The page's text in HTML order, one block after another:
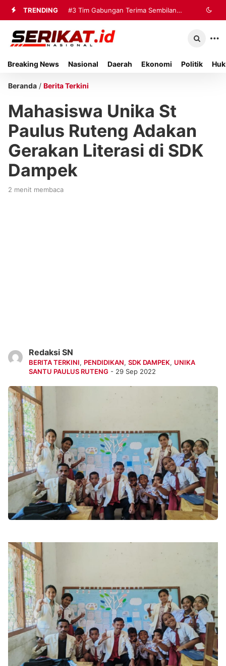
TRENDING #3 Tim Gabungan Terima Sembilan
Korban Evakuasi KM Mutiara Sentosa
Breaking News Nasional Daerah Ekonomi Politik
Beranda / Berita Terkini
Mahasiswa Unika St
Paulus Ruteng Adakan
Gerakan Literasi di SDK
Dampek
2 menit membaca
Redaksi SN
BERITA TERKINI, PENDIDIKAN, SDK DAMPEK, UNIKA
SANTU PAULUS RUTENG - 29 Sep 2022